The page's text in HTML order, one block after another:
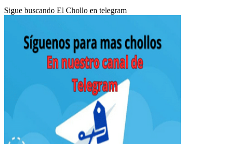
Sigue buscando El Chollo en telegram